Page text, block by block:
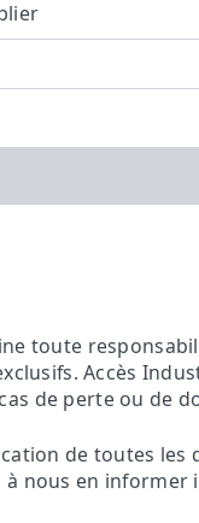
toute
Accès
de perte ou de
de toutes
nous en informer